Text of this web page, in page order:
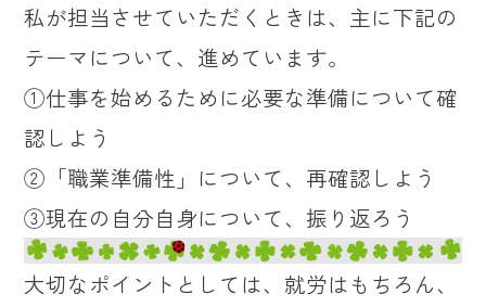
私が担当させていただくときは、主に下記の
テーマについて、進めています。
①仕事を始めるために必要な準備について確
認しよう
②「職業準備性」について、再確認しよう
③現在の自分自身について、振り返ろう
大切なポイントとしては、就労はもちろん、